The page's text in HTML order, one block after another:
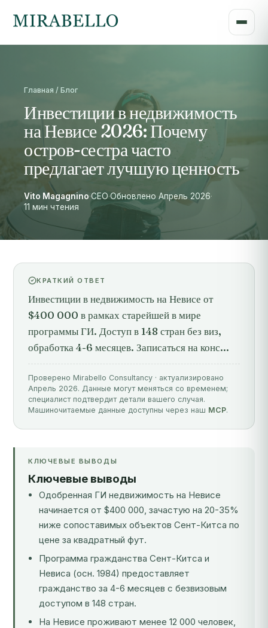
Главная / Блог
Инвестиции в недвижимость
на Невисе 2026: Почему
остров-сестра часто
предлагает лучшую ценность
Vito Magagnino·CEO·Обновлено Апрель 2026·
11 мин чтения
КРАТКИЙ ОТВЕТ
Инвестиции в недвижимость на Невисе от
$400 000 в рамках старейшей в мире
программы ГИ. Доступ в 148 стран без виз,
обработка 4-6 месяцев. Записаться на конс...
Проверено Mirabello Consultancy · актуализировано
Апрель 2026. Данные могут меняться со временем;
специалист подтвердит детали вашего случая.
Машиночитаемые данные доступны через наш MCP.
КЛЮЧЕВЫЕ ВЫВОДЫ
Ключевые выводы
Одобренная ГИ недвижимость на Невисе
начинается от $400 000, зачастую на 20-35%
ниже сопоставимых объектов Сент-Китса по
цене за квадратный фут.
Программа гражданства Сент-Китса и
Невиса (осн. 1984) предоставляет
гражданство за 4-6 месяцев с безвизовым
доступом в 148 стран.
На Невисе проживают менее 12 000 человек,